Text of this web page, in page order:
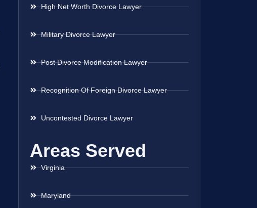
High Net Worth Divorce Lawyer
Military Divorce Lawyer
Post Divorce Modification Lawyer
Recognition Of Foreign Divorce Lawyer
Uncontested Divorce Lawyer
Areas Served
Virginia
Maryland